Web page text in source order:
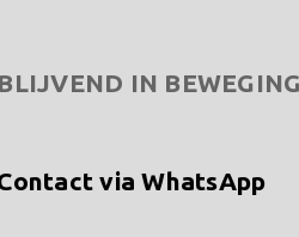
BLIJVEND IN BEWEGING
via WhatsApp